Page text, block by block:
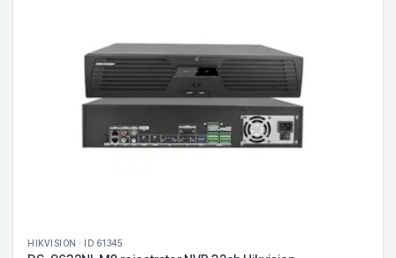
HIKVISION · ID 61345